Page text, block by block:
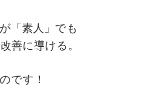
「素人」でも
善に導ける。
です！